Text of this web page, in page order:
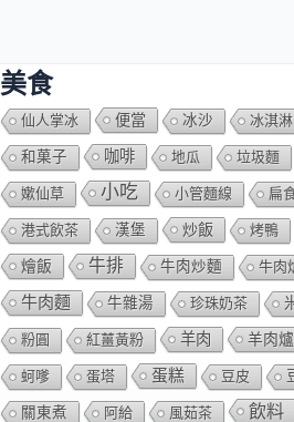
美食
仙人掌冰 便當 冰沙 冰淇淋
和菓子 咖啡 地瓜 垃圾麵
嫰仙草 小吃 小管麵線 扁
港式飲茶 漢堡 炒飯 烤鴨
燴飯 牛排 牛肉炒麵 牛肉
牛肉麵 牛雜湯 珍珠奶茶
粉圓 紅薑黃粉 羊肉 羊肉爐
蚵嗲 蛋塔 蛋糕 豆皮
關東煮 阿給 風茹茶 飲料